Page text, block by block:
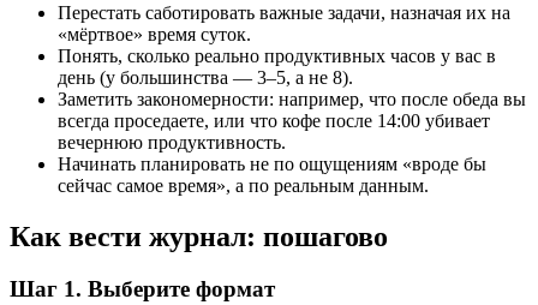
Перестать саботировать важные задачи, назначая их на
«мёртвое» время суток.
Понять, сколько реально продуктивных часов у вас в
день (у большинства — 3–5, а не 8).
Заметить закономерности: например, что после обеда вы
всегда проседаете, или что кофе после 14:00 убивает
вечернюю продуктивность.
Начинать планировать не по ощущениям «вроде бы
сейчас самое время», а по реальным данным.
Как вести журнал: пошагово
Шаг 1. Выберите формат